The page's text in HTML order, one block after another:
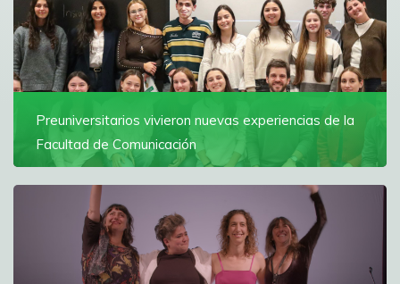
la Facultad de Comunicación
Ver más
Preuniversitarios vivieron nuevas experiencias de la
Facultad de Comunicación
preuniversitarios participaron de tres experiencias para
conocer las diferentes áreas de la Comunicación
Ver más